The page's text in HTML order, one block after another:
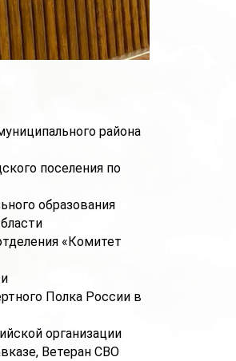
района
поселения по
образования
«Комитет
Полка России в
организации
Ветеран СВО